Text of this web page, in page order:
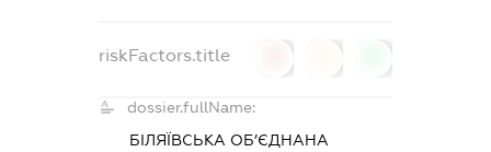
riskFactors.title
dossier.fullName:
БІЛЯЇВСЬКА ОБ’ЄДНАНА